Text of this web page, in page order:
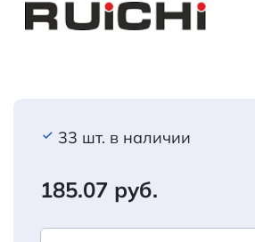
33 шт. в наличии
185.07 руб.